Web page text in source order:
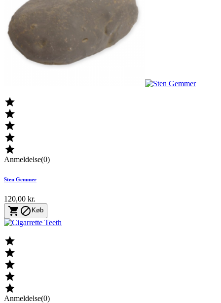





Anmeldelse(0)
Sten Gemmer
120,00 kr.
  Køb





Anmeldelse(0)